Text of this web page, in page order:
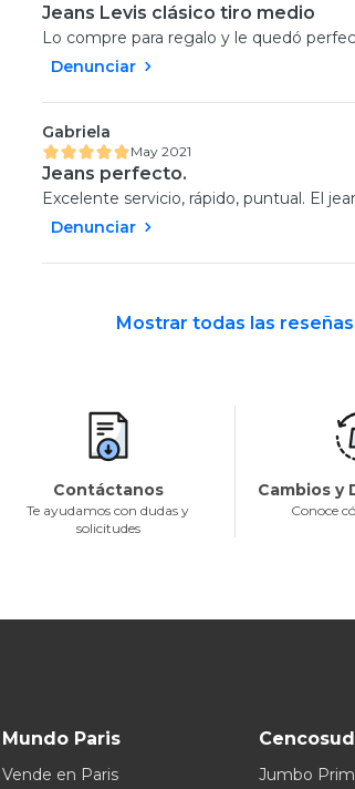
Jeans Levis clásico tiro medio
Lo compre para regalo y le quedó
Denunciar
Gabriela
May 2021
Jeans perfecto.
Excelente servicio, rápido, puntual. El
Denunciar
Mostrar todas las reseñas
Contáctanos
Te ayudamos con dudas y
solicitudes
Cambios y
Conoce
Mundo Paris
Vende en Paris
Cencosud
Jumbo